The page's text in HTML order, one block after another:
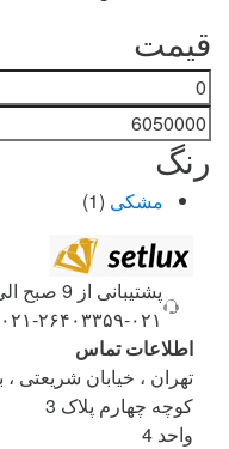
high
to
low
قیمت
حداقل
قیمت
رنگ
مشکی (1)
Brands
Carousel
پشتیبانی از 9 صبح الی 23
۰۲۱-۲۶۴۰۳۳۵۹-۰۲۱-۲۸۴۲۱۹۸۸
اطلاعات تماس
تهران ، خیابان شریعتی ،
کوچه چهارم پلاک 3
واحد 4